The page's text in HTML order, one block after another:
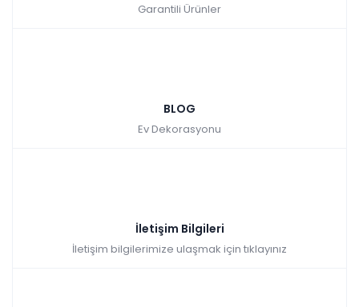
Etna Hazar Ceviz & Hazar Ceviz / Gloria Masa
Kazancınız: 2.599,00₺
Garantili Ürünler
BLOG
Ev Dekorasyonu
İletişim Bilgileri
İletişim bilgilerimize ulaşmak için tıklayınız